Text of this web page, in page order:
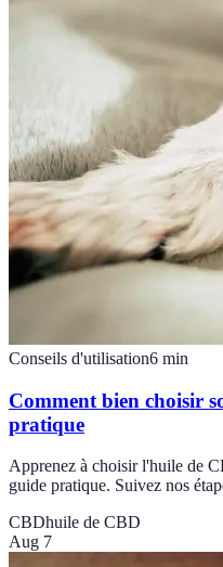
Conseils d'utilisation6 min
Comment bien choisir
pratique
Apprenez à choisir l'huile de
guide pratique. Suivez nos
CBDhuile de CBD
Aug 7